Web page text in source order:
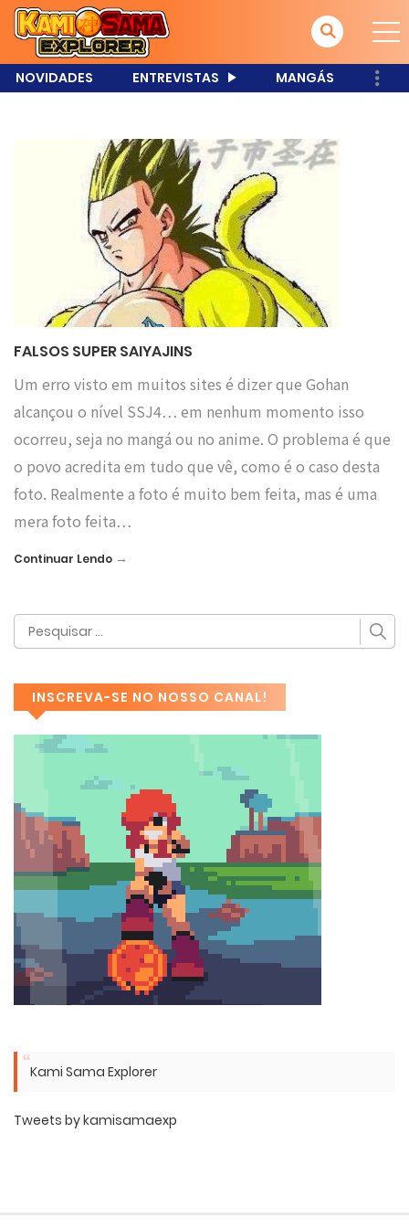
NOVIDADES ENTREVISTAS MANGÁS
FALSOS SUPER SAIYAJINS
Um erro visto em muitos sites é dizer que Gohan
alcançou o nível SSJ4… em nenhum momento isso
ocorreu, seja no mangá ou no anime. O problema é que
o povo acredita em tudo que vê, como é o caso desta
foto. Realmente a foto é muito bem feita, mas é uma
mera foto feita…
Continuar Lendo →
INSCREVA-SE NO NOSSO CANAL!
Kami Sama Explorer
Tweets by kamisamaexp